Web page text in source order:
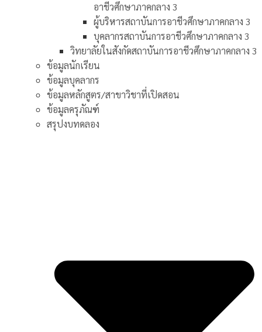
อาชีวศึกษาภาคกลาง 3
ผู้บริหารสถาบันการอาชีวศึกษาภาคกลาง 3
บุคลากรสถาบันการอาชีวศึกษาภาคกลาง 3
วิทยาลัยในสังกัดสถาบันการอาชีวศึกษาภาคกลาง 3
ข้อมูลนักเรียน
ข้อมูลบุคลากร
ข้อมูลหลักสูตร/สาขาวิชาที่เปิดสอน
ข้อมูลครุภัณฑ์
สรุปงบทดลอง